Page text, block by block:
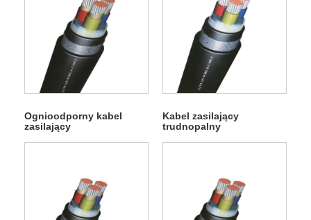
Ognioodporny kabel
zasilający
Kabel zasilający
trudnopalny